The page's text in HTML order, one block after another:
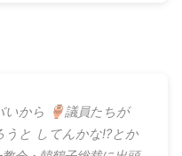
いから 🏺議員たちが
うと してんかな⁉️とか